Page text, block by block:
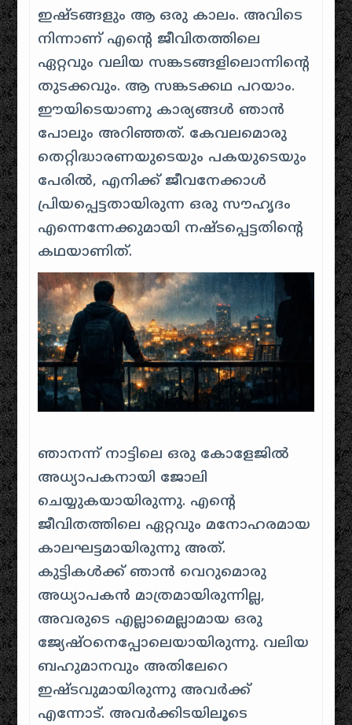
ഇഷ്ടങ്ങളും ആ ഒരു കാലം. അവിടെ
നിന്നാണ് എൻ്റെ ജീവിതത്തിലെ
ഏറ്റവും വലിയ സങ്കടങ്ങളിലൊന്നിൻ്റെ
തുടക്കവും. ആ സങ്കടക്കഥ പറയാം.
ഈയിടെയാണു കാര്യങ്ങൾ ഞാൻ
പോലും അറിഞ്ഞത്. കേവലമൊരു
തെറ്റിദ്ധാരണയുടെയും പകയുടെയും
പേരിൽ, എനിക്ക് ജീവനേക്കാൾ
പ്രിയപ്പെട്ടതായിരുന്ന ഒരു സൗഹൃദം
എന്നെന്നേക്കുമായി നഷ്ടപ്പെട്ടതിൻ്റെ
കഥയാണിത്.
ഞാനന്ന് നാട്ടിലെ ഒരു കോളേജിൽ
അധ്യാപകനായി ജോലി
ചെയ്യുകയായിരുന്നു. എൻ്റെ
ജീവിതത്തിലെ ഏറ്റവും മനോഹരമായ
കാലഘട്ടമായിരുന്നു അത്.
കുട്ടികൾക്ക് ഞാൻ വെറുമൊരു
അധ്യാപകൻ മാത്രമായിരുന്നില്ല,
അവരുടെ എല്ലാമെല്ലാമായ ഒരു
ജ്യേഷ്ഠനെപ്പോലെയായിരുന്നു. വലിയ
ബഹുമാനവും അതിലേറെ
ഇഷ്ടവുമായിരുന്നു അവർക്ക്
എന്നോട്. അവർക്കിടയിലൂടെ